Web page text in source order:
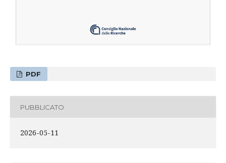
PDF
PUBBLICATO
2026-05-11